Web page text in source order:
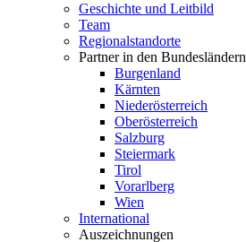
Geschichte und Leitbild
Team
Regionalstandorte
Partner in den Bundesländern
Burgenland
Kärnten
Niederösterreich
Oberösterreich
Salzburg
Steiermark
Tirol
Vorarlberg
Wien
International
Auszeichnungen